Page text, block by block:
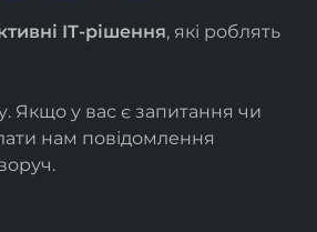
ІТ-рішення, які роблять
Якщо у вас є запитання чи
нам повідомлення
.